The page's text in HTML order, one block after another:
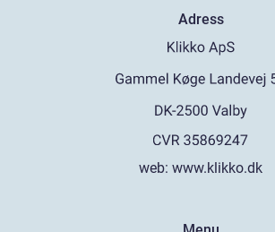
Adress
web: www.klikko.dk